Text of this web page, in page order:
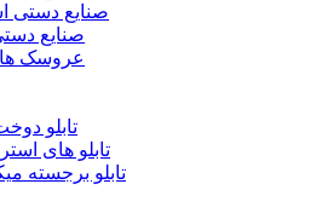
صنایع دستی
صنایع
عروسک
تابلو
تابلو های
تابلو برجسته